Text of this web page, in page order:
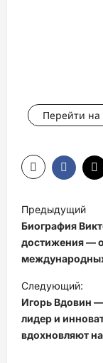
Перейти на
Н
а
в
и
г
а
ц
Предыдущий
Биография
достижения —
Следующий:
Игорь Вдовин
лидер и
вдохновляют